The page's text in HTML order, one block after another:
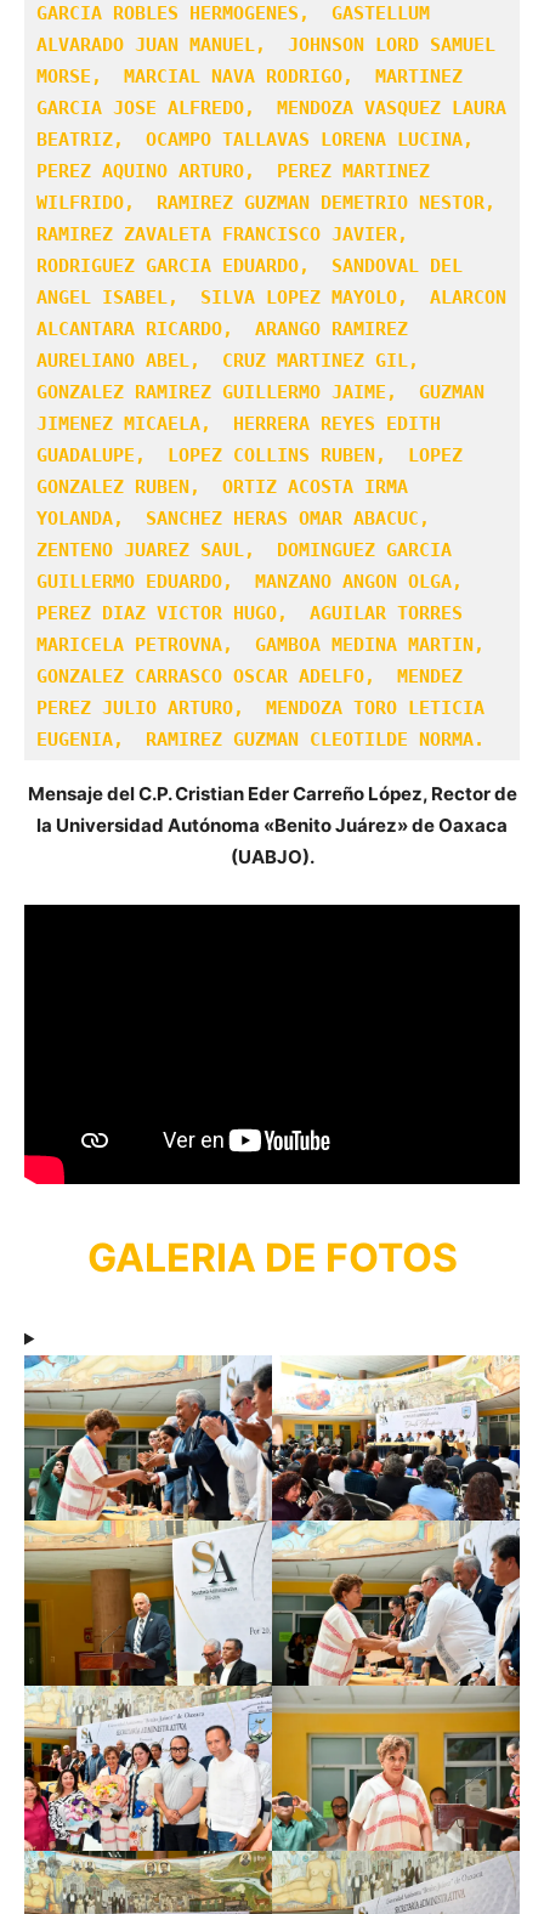
GARCIA ROBLES HERMOGENES,  GASTELLUM
ALVARADO JUAN MANUEL,  JOHNSON LORD SAMUEL
MORSE,  MARCIAL NAVA RODRIGO,  MARTINEZ
GARCIA JOSE ALFREDO,  MENDOZA VASQUEZ LAURA
BEATRIZ,  OCAMPO TALLAVAS LORENA LUCINA,
PEREZ AQUINO ARTURO,  PEREZ MARTINEZ
WILFRIDO,  RAMIREZ GUZMAN DEMETRIO NESTOR,
RAMIREZ ZAVALETA FRANCISCO JAVIER,
RODRIGUEZ GARCIA EDUARDO,  SANDOVAL DEL
ANGEL ISABEL,  SILVA LOPEZ MAYOLO,  ALARCON
ALCANTARA RICARDO,  ARANGO RAMIREZ
AURELIANO ABEL,  CRUZ MARTINEZ GIL,
GONZALEZ RAMIREZ GUILLERMO JAIME,  GUZMAN
JIMENEZ MICAELA,  HERRERA REYES EDITH
GUADALUPE,  LOPEZ COLLINS RUBEN,  LOPEZ
GONZALEZ RUBEN,  ORTIZ ACOSTA IRMA
YOLANDA,  SANCHEZ HERAS OMAR ABACUC,
ZENTENO JUAREZ SAUL,  DOMINGUEZ GARCIA
GUILLERMO EDUARDO,  MANZANO ANGON OLGA,
PEREZ DIAZ VICTOR HUGO,  AGUILAR TORRES
MARICELA PETROVNA,  GAMBOA MEDINA MARTIN,
GONZALEZ CARRASCO OSCAR ADELFO,  MENDEZ
PEREZ JULIO ARTURO,  MENDOZA TORO LETICIA
EUGENIA,  RAMIREZ GUZMAN CLEOTILDE NORMA.
Mensaje del C.P. Cristian Eder Carreño López, Rector de
la Universidad Autónoma «Benito Juárez» de Oaxaca
(UABJO).
GALERIA DE FOTOS